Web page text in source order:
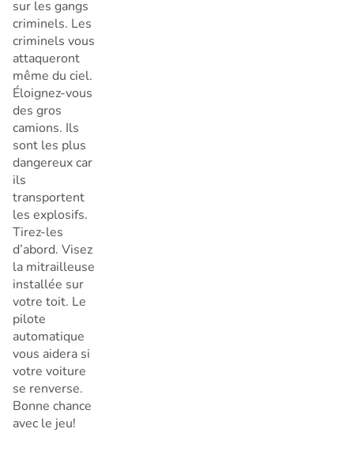
sur les gangs
criminels. Les
criminels vous
attaqueront
même du ciel.
Éloignez-vous
des gros
camions. Ils
sont les plus
dangereux car
ils
transportent
les explosifs.
Tirez-les
d’abord. Visez
la mitrailleuse
installée sur
votre toit. Le
pilote
automatique
vous aidera si
votre voiture
se renverse.
Bonne chance
avec le jeu!